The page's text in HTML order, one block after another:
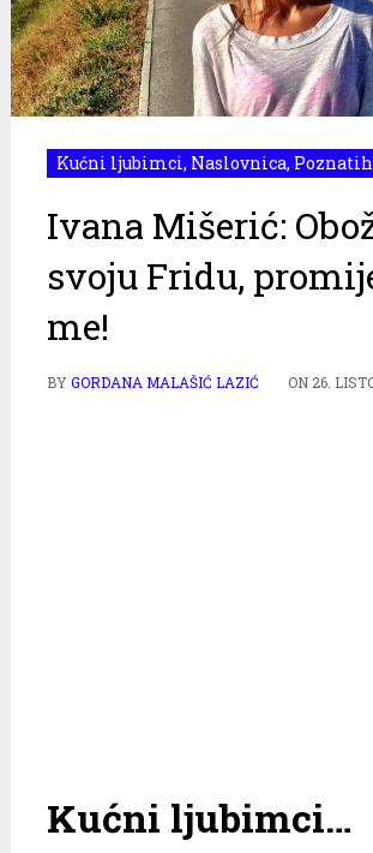
Kućni ljubimci, Naslovnica, Poznatih
Ivana Mišerić:
svoju Fridu,
me!
BYGORDANA MALAŠIĆ LAZIĆ ON 26.
Kućni ljubimci…